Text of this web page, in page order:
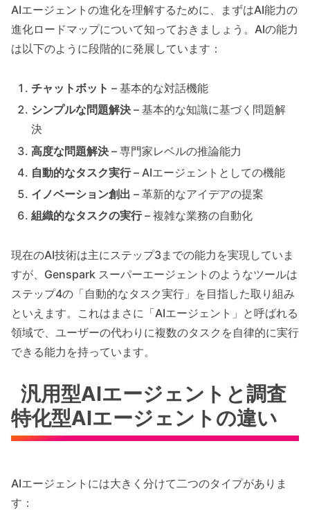
AIエージェントの進化を理解するために、まずはAI能力の
進化ロードマップについて知っておきましょう。AIの能力
は以下のように段階的に発展しています：
チャットボット – 基本的な対話機能
シンプルな問題解決 – 基本的な知識に基づく問題解
決
高度な問題解決 – 専門家レベルの推論能力
自動的なタスク実行– AIエージェントとしての機能
イノベーション創出 – 革新的なアイデアの提案
組織的なタスクの実行– 複雑な業務の自動化
現在のAI技術は主にステップ3までの能力を実現していま
すが、Genspark スーパーエージェントのようなツールは
ステップ4の「自動的なタスク実行」を目指した取り組み
といえます。これはまさに「AIエージェント」と呼ばれる
領域で、ユーザーの代わりに複数のタスクを自律的に実行
できる能力を持っています。
汎用型AIエージェントと調査
特化型AIエージェントの違い
AIエージェントには大きく分けて二つのタイプがありま
す：